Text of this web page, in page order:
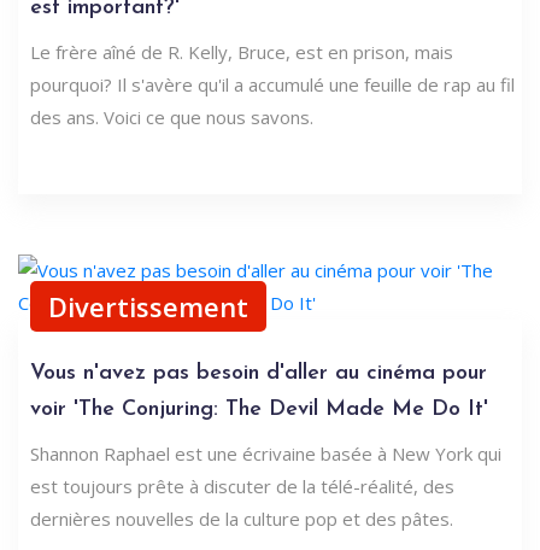
est important?'
Le frère aîné de R. Kelly, Bruce, est en prison, mais
pourquoi? Il s'avère qu'il a accumulé une feuille de rap au fil
des ans. Voici ce que nous savons.
Divertissement
Vous n'avez pas besoin d'aller au cinéma pour
voir 'The Conjuring: The Devil Made Me Do It'
Shannon Raphael est une écrivaine basée à New York qui
est toujours prête à discuter de la télé-réalité, des
dernières nouvelles de la culture pop et des pâtes.